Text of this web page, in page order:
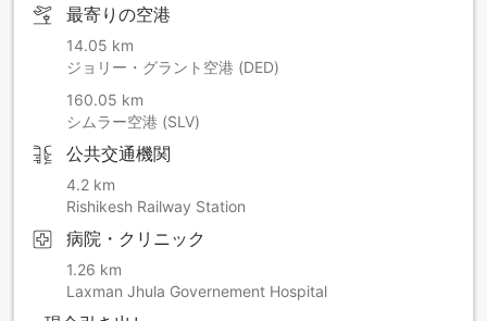
最寄りの空港
14.05 km
ジョリー・グラント空港 (DED)
160.05 km
シムラー空港 (SLV)
公共交通機関
4.2 km
Rishikesh Railway Station
病院・クリニック
1.26 km
Laxman Jhula Governement Hospital